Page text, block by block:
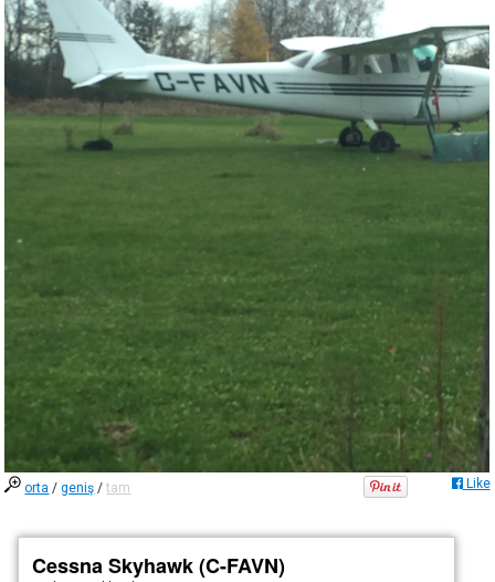
orta /geniş /tam Like
Cessna Skyhawk (C-FAVN)